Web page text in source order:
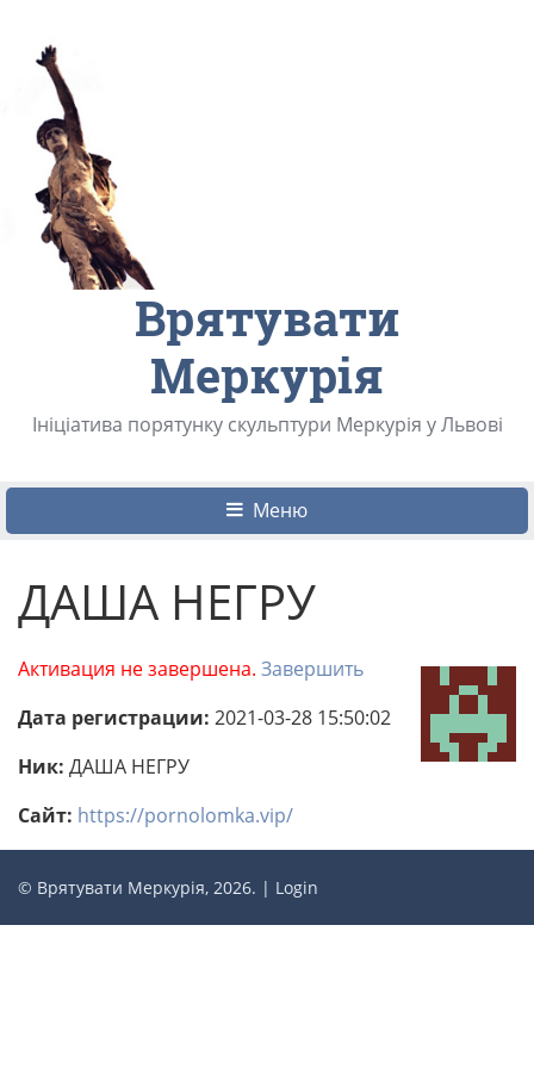
Врятувати
Меркурія
Ініціатива порятунку скульптури Меркурія у Львові
Меню
ДАША НЕГРУ
Активация не завершена. Завершить
Дата регистрации: 2021-03-28 15:50:02
Ник: ДАША НЕГРУ
Сайт: https://pornolomka.vip/
© Врятувати Меркурія, 2026. | Login